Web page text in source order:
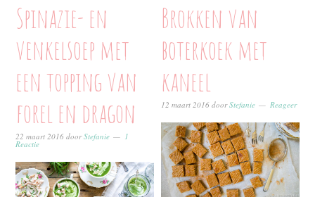
Spinazie- en
venkelsoep met
een topping van
forel en dragon
22 maart 2016 doorStefanie 1
Reactie
Brokken van
boterkoek met
kaneel
12 maart 2016 doorStefanie Reageer